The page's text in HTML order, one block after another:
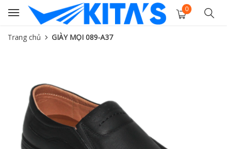
Toggle
navigation
0
Trang chủ GIÀY MỌI 089-A37